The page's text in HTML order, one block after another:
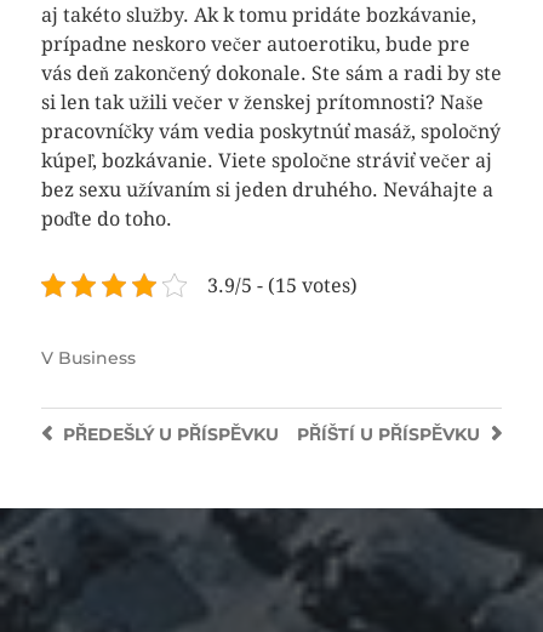
aj takéto služby. Ak k tomu pridáte bozkávanie,
prípadne neskoro večer autoerotiku, bude pre
vás deň zakončený dokonale. Ste sám a radi by ste
si len tak užili večer v ženskej prítomnosti? Naše
pracovníčky vám vedia poskytnúť masáž, spoločný
kúpeľ, bozkávanie. Viete spoločne stráviť večer aj
bez sexu užívaním si jeden druhého. Neváhajte a
poďte do toho.
3.9/5 - (15 votes)
V Business
PŘÍŠTÍ U PŘÍSPĚVKU
PŘEDEŠLÝU PŘÍSPĚVKU